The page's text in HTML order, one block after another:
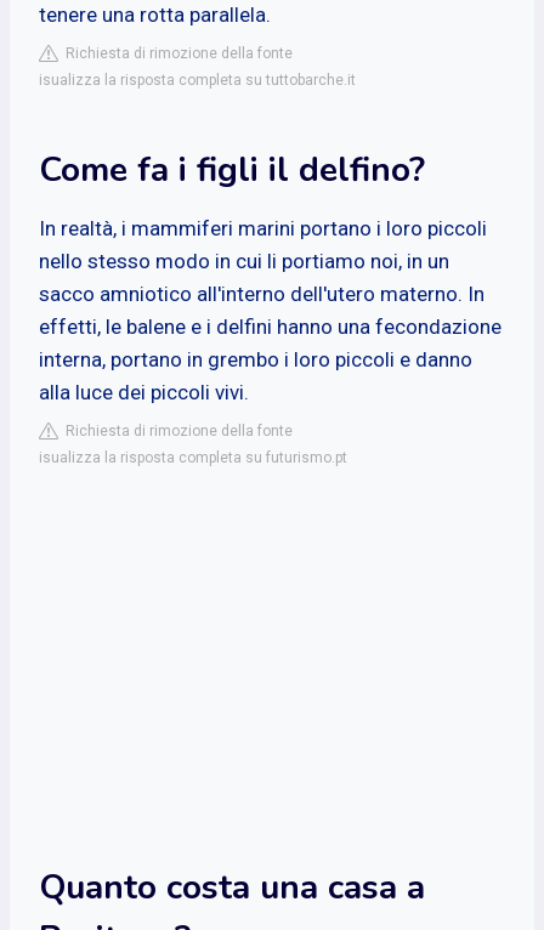
tenere una rotta parallela.
Richiesta di rimozione della fonte
isualizza la risposta completa su tuttobarche.it
Come fa i figli il delfino?
In realtà, i mammiferi marini portano i loro piccoli
nello stesso modo in cui li portiamo noi, in un
sacco amniotico all'interno dell'utero materno. In
effetti, le balene e i delfini hanno una fecondazione
interna, portano in grembo i loro piccoli e danno
alla luce dei piccoli vivi.
Richiesta di rimozione della fonte
isualizza la risposta completa su futurismo.pt
Quanto costa una casa a